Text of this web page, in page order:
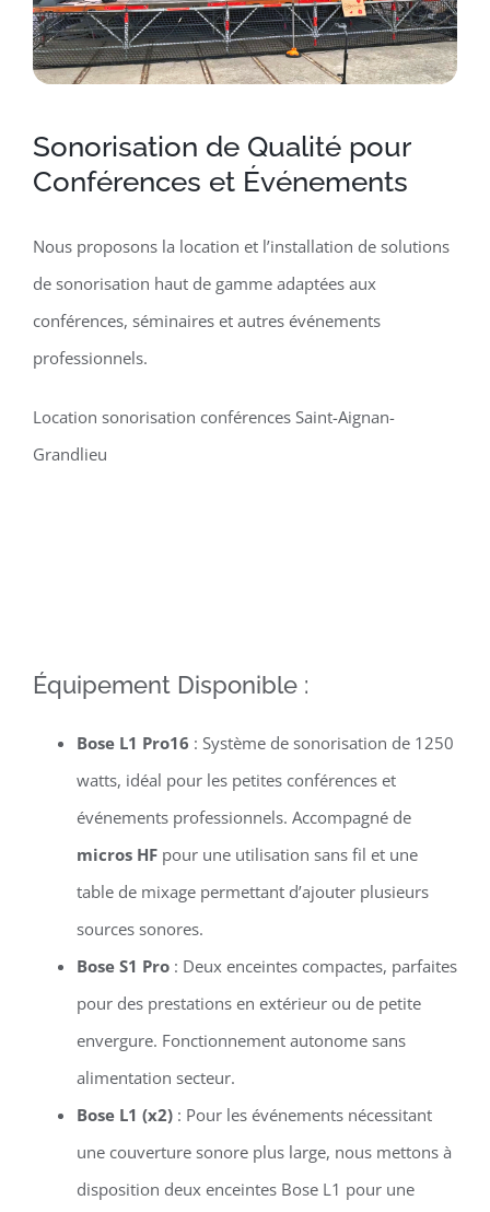
Sonorisation de Qualité pour
Conférences et Événements
Nous proposons la location et l’installation de solutions
de sonorisation haut de gamme adaptées aux
conférences, séminaires et autres événements
professionnels.
Location sonorisation conférences Saint-Aignan-
Grandlieu
Équipement Disponible :
Bose L1 Pro16 : Système de sonorisation de 1250
watts, idéal pour les petites conférences et
événements professionnels. Accompagné de
micros HFpour une utilisation sans fil et une
table de mixage permettant d’ajouter plusieurs
sources sonores.
Bose S1 Pro: Deux enceintes compactes, parfaites
pour des prestations en extérieur ou de petite
envergure. Fonctionnement autonome sans
alimentation secteur.
Bose L1 (x2): Pour les événements nécessitant
une couverture sonore plus large, nous mettons à
disposition deux enceintes Bose L1 pour une